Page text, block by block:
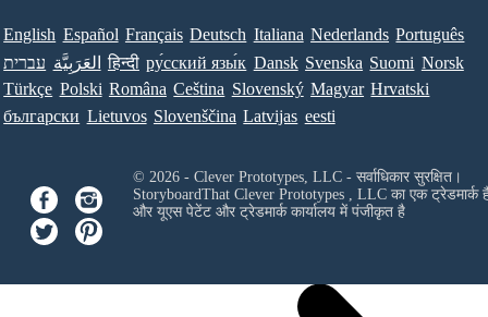
English Español Français Deutsch Italiana Nederlands Português
עברית العَرَبِيَّة हिन्दी ру́сский язы́к Dansk Svenska Suomi Norsk
Türkçe Polski Româna Ceština Slovenský Magyar Hrvatski
български Lietuvos Slovenščina Latvijas eesti
© 2026 - Clever Prototypes, LLC - सर्वाधिकार सुरक्षित।
StoryboardThat Clever Prototypes , LLCका एक ट्रेडमार्क
और यूएस पेटेंट और ट्रेडमार्क कार्यालय में पंजीकृत है